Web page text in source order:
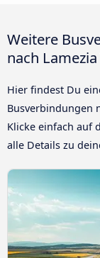
Weitere
nach
Hier findest Du
Busverbindungen
Klicke einfach auf
alle Details zu